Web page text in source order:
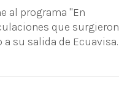
al programa "En
que surgieron
su salida de Ecuavisa.